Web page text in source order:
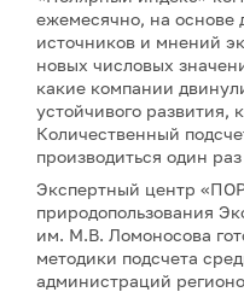
ежемесячно, на основе
источников и мнений
новых числовых
какие компании
устойчивого развития,
Количественный
производиться один раз
Экспертный центр
природопользования
им. М.В. Ломоносова
методики подсчета
администраций